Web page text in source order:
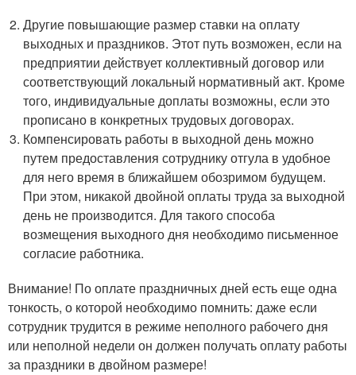
Другие повышающие размер ставки на оплату
выходных и праздников. Этот путь возможен, если на
предприятии действует коллективный договор или
соответствующий локальный нормативный акт. Кроме
того, индивидуальные доплаты возможны, если это
прописано в конкретных трудовых договорах.
Компенсировать работы в выходной день можно
путем предоставления сотруднику отгула в удобное
для него время в ближайшем обозримом будущем.
При этом, никакой двойной оплаты труда за выходной
день не производится. Для такого способа
возмещения выходного дня необходимо письменное
согласие работника.
Внимание! По оплате праздничных дней есть еще одна
тонкость, о которой необходимо помнить: даже если
сотрудник трудится в режиме неполного рабочего дня
или неполной недели он должен получать оплату работы
за праздники в двойном размере!